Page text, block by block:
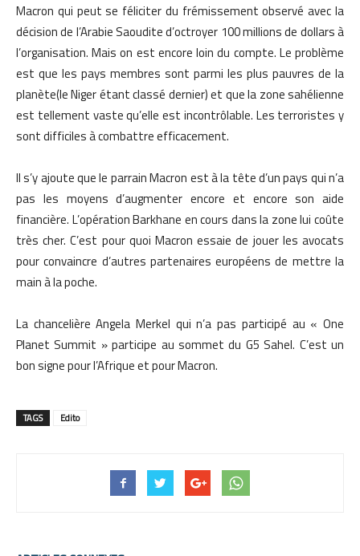
Macron qui peut se féliciter du frémissement observé avec la
décision de l’Arabie Saoudite d’octroyer 100 millions de dollars à
l’organisation. Mais on est encore loin du compte. Le problème
est que les pays membres sont parmi les plus pauvres de la
planète(le Niger étant classé dernier) et que la zone sahélienne
est tellement vaste qu’elle est incontrôlable. Les terroristes y
sont difficiles à combattre efficacement.
Il s’y ajoute que le parrain Macron est à la tête d’un pays qui n’a
pas les moyens d’augmenter encore et encore son aide
financière. L’opération Barkhane en cours dans la zone lui coûte
très cher. C’est pour quoi Macron essaie de jouer les avocats
pour convaincre d’autres partenaires européens de mettre la
main à la poche.
La chancelière Angela Merkel qui n’a pas participé au « One
Planet Summit » participe au sommet du G5 Sahel. C’est un
bon signe pour l’Afrique et pour Macron.
TAGS Edito